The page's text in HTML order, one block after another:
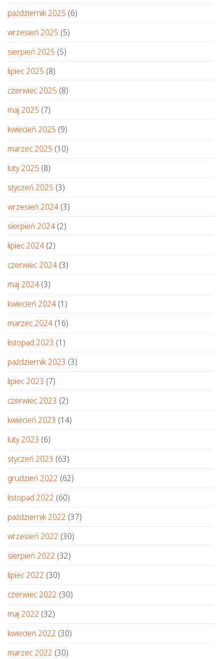
październik 2025 (6)
wrzesień 2025 (5)
sierpień 2025 (5)
lipiec 2025 (8)
czerwiec 2025 (8)
maj 2025 (7)
kwiecień 2025 (9)
marzec 2025 (10)
luty 2025 (8)
styczeń 2025 (3)
wrzesień 2024 (3)
sierpień 2024 (2)
lipiec 2024 (2)
czerwiec 2024 (3)
maj 2024 (3)
kwiecień 2024 (1)
marzec 2024 (16)
listopad 2023 (1)
październik 2023 (3)
lipiec 2023 (7)
czerwiec 2023 (2)
kwiecień 2023 (14)
luty 2023 (6)
styczeń 2023 (63)
grudzień 2022 (62)
listopad 2022 (60)
październik 2022 (37)
wrzesień 2022 (30)
sierpień 2022 (32)
lipiec 2022 (30)
czerwiec 2022 (30)
maj 2022 (32)
kwiecień 2022 (30)
marzec 2022 (30)